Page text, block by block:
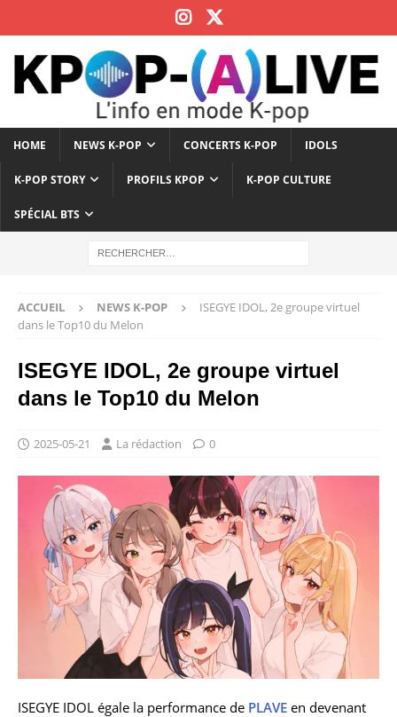
HOME NEWS K-POP CONCERTS K-POP IDOLS
K-POP STORY PROFILS KPOP K-POP CULTURE
SPÉCIAL BTS
ACCUEIL NEWS K-POP
ISEGYE IDOL, 2e groupe virtuel
dans le Top10 du Melon
ISEGYE IDOL, 2e groupe virtuel
dans le Top10 du Melon
2025-05-21 La rédaction 0
ISEGYE IDOL égale la performance de PLAVE en devenant